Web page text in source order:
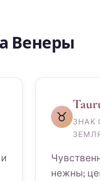
Венеры
♉
ЗНАК
нежны;